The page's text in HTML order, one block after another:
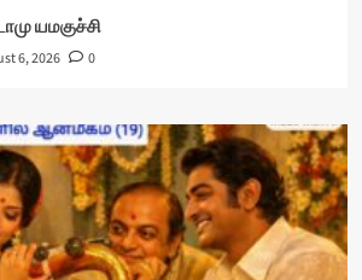
யமகுச்சி
6, 2026 0